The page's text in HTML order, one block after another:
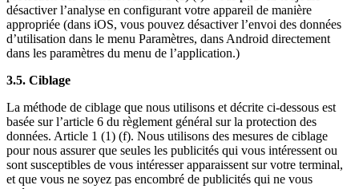
désactiver l’analyse en configurant votre appareil de manière
appropriée (dans iOS, vous pouvez désactiver l’envoi des données
d’utilisation dans le menu Paramètres, dans Android directement
dans les paramètres du menu de l’application.)
3.5. Ciblage
La méthode de ciblage que nous utilisons et décrite ci-dessous est
basée sur l’article 6 du règlement général sur la protection des
données. Article 1 (1) (f). Nous utilisons des mesures de ciblage
pour nous assurer que seules les publicités qui vous intéressent ou
sont susceptibles de vous intéresser apparaissent sur votre terminal,
et que vous ne soyez pas encombré de publicités qui ne vous